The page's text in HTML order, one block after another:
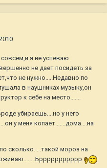
я не успеваю
не дает посидеть за
не нужно.....Недавно по
в наушниках музыку,он
к себе на место.......
убираешь....но у него
у меня копает.......дома....на
сколько.....такой мороз на